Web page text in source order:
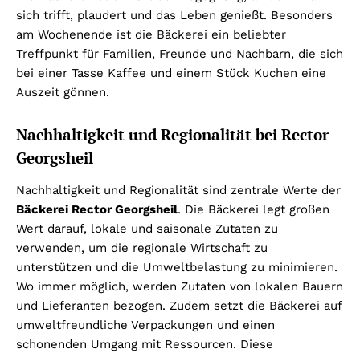
sich trifft, plaudert und das Leben genießt. Besonders
am Wochenende ist die Bäckerei ein beliebter
Treffpunkt für Familien, Freunde und Nachbarn, die sich
bei einer Tasse Kaffee und einem Stück Kuchen eine
Auszeit gönnen.
Nachhaltigkeit und Regionalität bei Rector
Georgsheil
Nachhaltigkeit und Regionalität sind zentrale Werte der
Bäckerei Rector Georgsheil. Die Bäckerei legt großen
Wert darauf, lokale und saisonale Zutaten zu
verwenden, um die regionale Wirtschaft zu
unterstützen und die Umweltbelastung zu minimieren.
Wo immer möglich, werden Zutaten von lokalen Bauern
und Lieferanten bezogen. Zudem setzt die Bäckerei auf
umweltfreundliche Verpackungen und einen
schonenden Umgang mit Ressourcen. Diese